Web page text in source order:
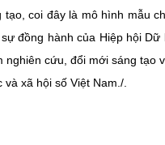
tạo, coi đây là mô hình mẫu
đồng hành của Hiệp hội
nghiên cứu, đổi mới sáng tạo
và xã hội số Việt Nam./.